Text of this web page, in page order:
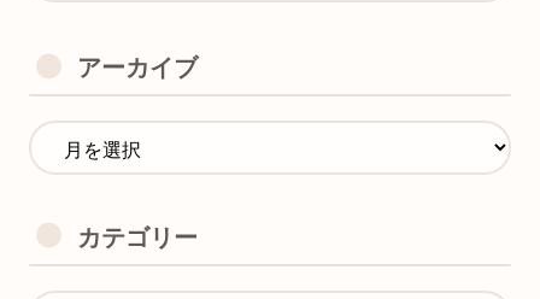
アーカイブ
カテゴリー